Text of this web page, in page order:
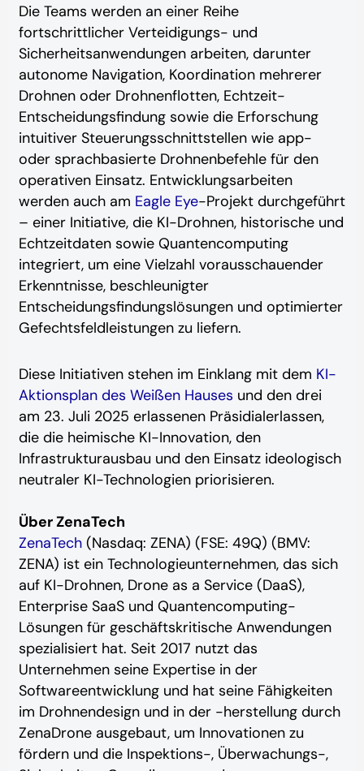
Die Teams werden an einer Reihe
fortschrittlicher Verteidigungs- und
Sicherheitsanwendungen arbeiten, darunter
autonome Navigation, Koordination mehrerer
Drohnen oder Drohnenflotten, Echtzeit-
Entscheidungsfindung sowie die Erforschung
intuitiver Steuerungsschnittstellen wie app-
oder sprachbasierte Drohnenbefehle für den
operativen Einsatz. Entwicklungsarbeiten
werden auch am Eagle Eye-Projekt durchgeführt
– einer Initiative, die KI-Drohnen, historische und
Echtzeitdaten sowie Quantencomputing
integriert, um eine Vielzahl vorausschauender
Erkenntnisse, beschleunigter
Entscheidungsfindungslösungen und optimierter
Gefechtsfeldleistungen zu liefern.
Diese Initiativen stehen im Einklang mit dem KI-
Aktionsplan des Weißen Hauses und den drei
am 23. Juli 2025 erlassenen Präsidialerlassen,
die die heimische KI-Innovation, den
Infrastrukturausbau und den Einsatz ideologisch
neutraler KI-Technologien priorisieren.
Über ZenaTech
ZenaTech(Nasdaq: ZENA) (FSE: 49Q) (BMV:
ZENA) ist ein Technologieunternehmen, das sich
auf KI-Drohnen, Drone as a Service (DaaS),
Enterprise SaaS und Quantencomputing-
Lösungen für geschäftskritische Anwendungen
spezialisiert hat. Seit 2017 nutzt das
Unternehmen seine Expertise in der
Softwareentwicklung und hat seine Fähigkeiten
im Drohnendesign und in der -herstellung durch
ZenaDrone ausgebaut, um Innovationen zu
fördern und die Inspektions-, Überwachungs-,